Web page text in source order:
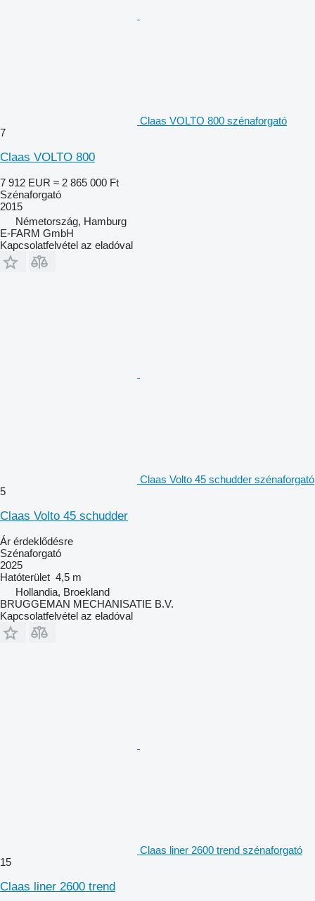
Claas VOLTO 800 szénaforgató
7
Claas VOLTO 800
7 912 EUR ≈ 2 865 000 Ft
Szénaforgató
2015
Németország, Hamburg
E-FARM GmbH
Kapcsolatfelvétel az eladóval
Claas Volto 45 schudder szénaforgató
5
Claas Volto 45 schudder
Ár érdeklődésre
Szénaforgató
2025
Hatóterület 4,5 m
Hollandia, Broekland
BRUGGEMAN MECHANISATIE B.V.
Kapcsolatfelvétel az eladóval
Claas liner 2600 trend szénaforgató
15
Claas liner 2600 trend